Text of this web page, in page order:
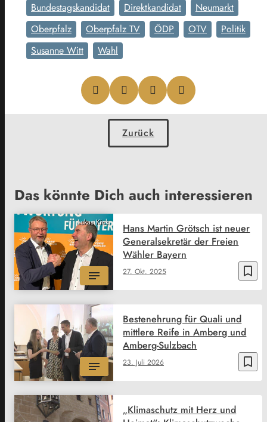
Bundestagskandidat
Direktkandidat
Neumarkt
Oberpfalz
Oberpfalz TV ÖDP OTV
Politik
Susanne Witt
Wahl
Zurück
Das könnte Dich auch interessieren
Lukas Kick
bookmark_border
27. Okt. 2025
Hans Martin Grötsch ist neuer
Generalsekretär der Freien
Wähler Bayern
bookmark_border
23. Juli 2026
Bestenehrung für Quali und
mittlere Reife in Amberg und
Amberg-Sulzbach
„Klimaschutz mit Herz und